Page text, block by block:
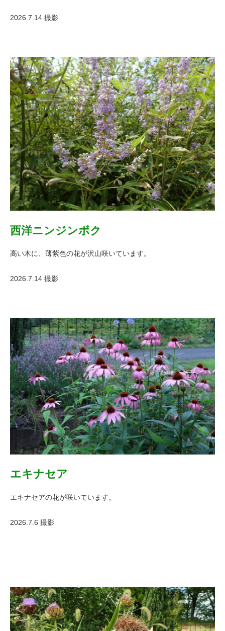
2026.7.14 撮影
西洋ニンジンボク
高い木に、薄紫色の花が沢山咲いています。
2026.7.14 撮影
エキナセア
エキナセアの花が咲いています。
2026.7.6 撮影